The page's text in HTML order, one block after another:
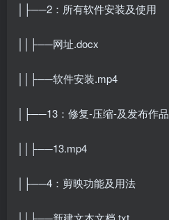
│├──2：所有软件安装及使用
││├──网址.docx
││├──软件安装.mp4
│├──13：修复-压缩-及发布作品
││├──13.mp4
│├──4：剪映功能及用法